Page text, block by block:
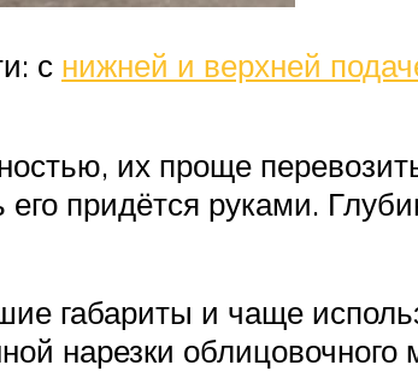
с нижней и верхней
их проще
придётся руками.
габариты и чаще
нарезки облицовочного